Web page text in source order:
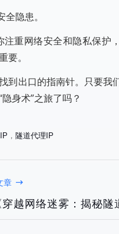
隐患。
重网络安全和隐私保护
。
到出口的指南针。只要我
身术”之旅了吗？
， 隧道代理IP
章
穿越网络迷雾：揭秘隧
限可能